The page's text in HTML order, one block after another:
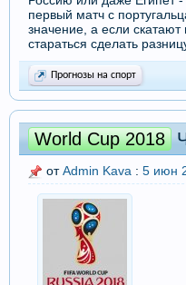
первый матч с
значение, а если скатают
стараться сделать
Прогнозы на спорт
World Cup 2018
от Admin Kava : 5 июн